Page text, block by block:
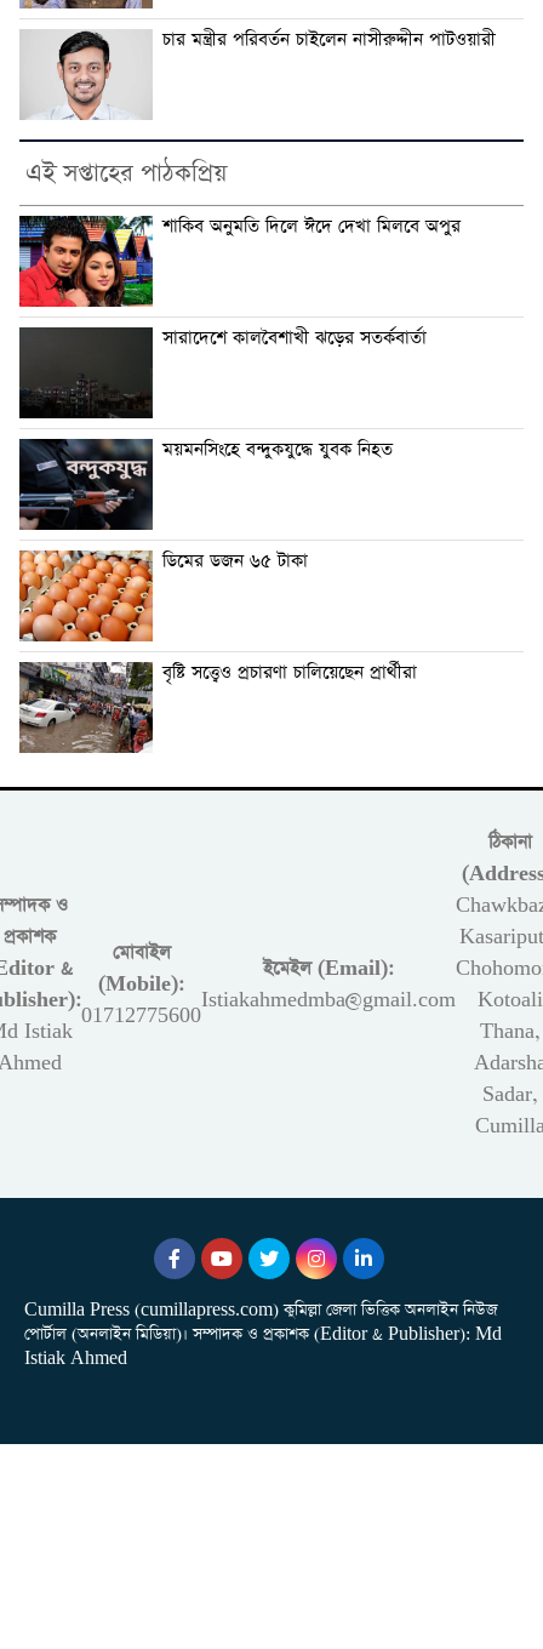
চার মন্ত্রীর পরিবর্তন চাইলেন নাসীরুদ্দীন পাটওয়ারী
এই সপ্তাহের পাঠকপ্রিয়
শাকিব অনুমতি দিলে ঈদে দেখা মিলবে অপুর
সারাদেশে কালবৈশাখী ঝড়ের সতর্কবার্তা
ময়মনসিংহে বন্দুকযুদ্ধে যুবক নিহত
ডিমের ডজন ৬৫ টাকা
বৃষ্টি সত্ত্বেও প্রচারণা চালিয়েছেন প্রার্থীরা
ও
প্রকাশক
&
Istiak
মোবাইল
(Mobile):
01712775600
ইমেইল (Email):
Istiakahmedmba@gmail.com
ঠিকানা
Kotoali
Thana,
Sadar,
Cumilla Press (cumillapress.com) কুমিল্লা জেলা ভিত্তিক অনলাইন নিউজ
পোর্টাল (অনলাইন মিডিয়া)। সম্পাদক ও প্রকাশক (Editor & Publisher): Md
Istiak Ahmed